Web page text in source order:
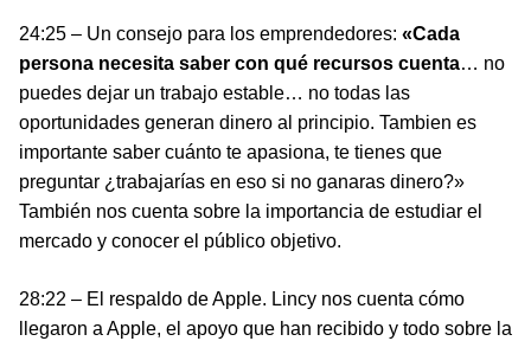
24:25 – Un consejo para los emprendedores: «Cada
persona necesita saber con qué recursos cuenta… no
puedes dejar un trabajo estable… no todas las
oportunidades generan dinero al principio. Tambien es
importante saber cuánto te apasiona, te tienes que
preguntar ¿trabajarías en eso si no ganaras dinero?»
También nos cuenta sobre la importancia de estudiar el
mercado y conocer el público objetivo.
28:22 – El respaldo de Apple. Lincy nos cuenta cómo
llegaron a Apple, el apoyo que han recibido y todo sobre la